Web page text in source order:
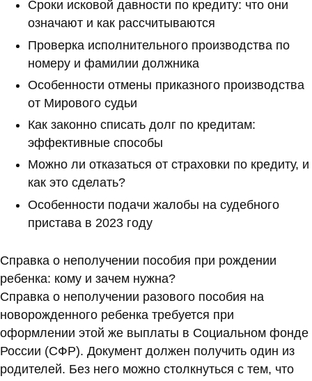
Сроки исковой давности по кредиту: что они
означают и как рассчитываются
Проверка исполнительного производства по
номеру и фамилии должника
Особенности отмены приказного производства
от Мирового судьи
Как законно списать долг по кредитам:
эффективные способы
Можно ли отказаться от страховки по кредиту, и
как это сделать?
Особенности подачи жалобы на судебного
пристава в 2023 году
Справка о неполучении пособия при рождении
ребенка: кому и зачем нужна?
Справка о неполучении разового пособия на
новорожденного ребенка требуется при
оформлении этой же выплаты в Социальном фонде
России (СФР). Документ должен получить один из
родителей. Без него можно столкнуться с тем, что